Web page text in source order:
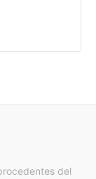
del